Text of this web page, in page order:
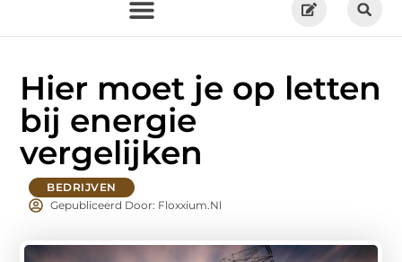
Hier moet je op letten
bij energie
vergelijken
BEDRIJVEN
Gepubliceerd Door: Floxxium.nl